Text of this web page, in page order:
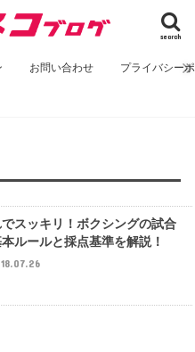
search
お問い合わせ プライバシー
スッキリ！ボクシングの試合
ルールと採点基準を解説！